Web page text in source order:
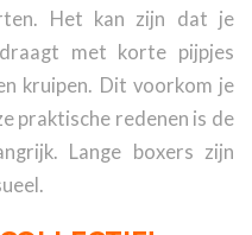
Het kan zijn dat je
met korte pijpjes
kruipen. Dit voorkom je
praktische redenen is de
Lange boxers zijn